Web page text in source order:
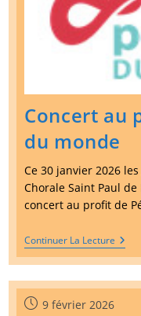
Concert au
du monde
Ce 30 janvier 2026
Chorale Saint Paul
concert au profit de
Continuer La Lecture
Au
De
Publication
9 février 2026